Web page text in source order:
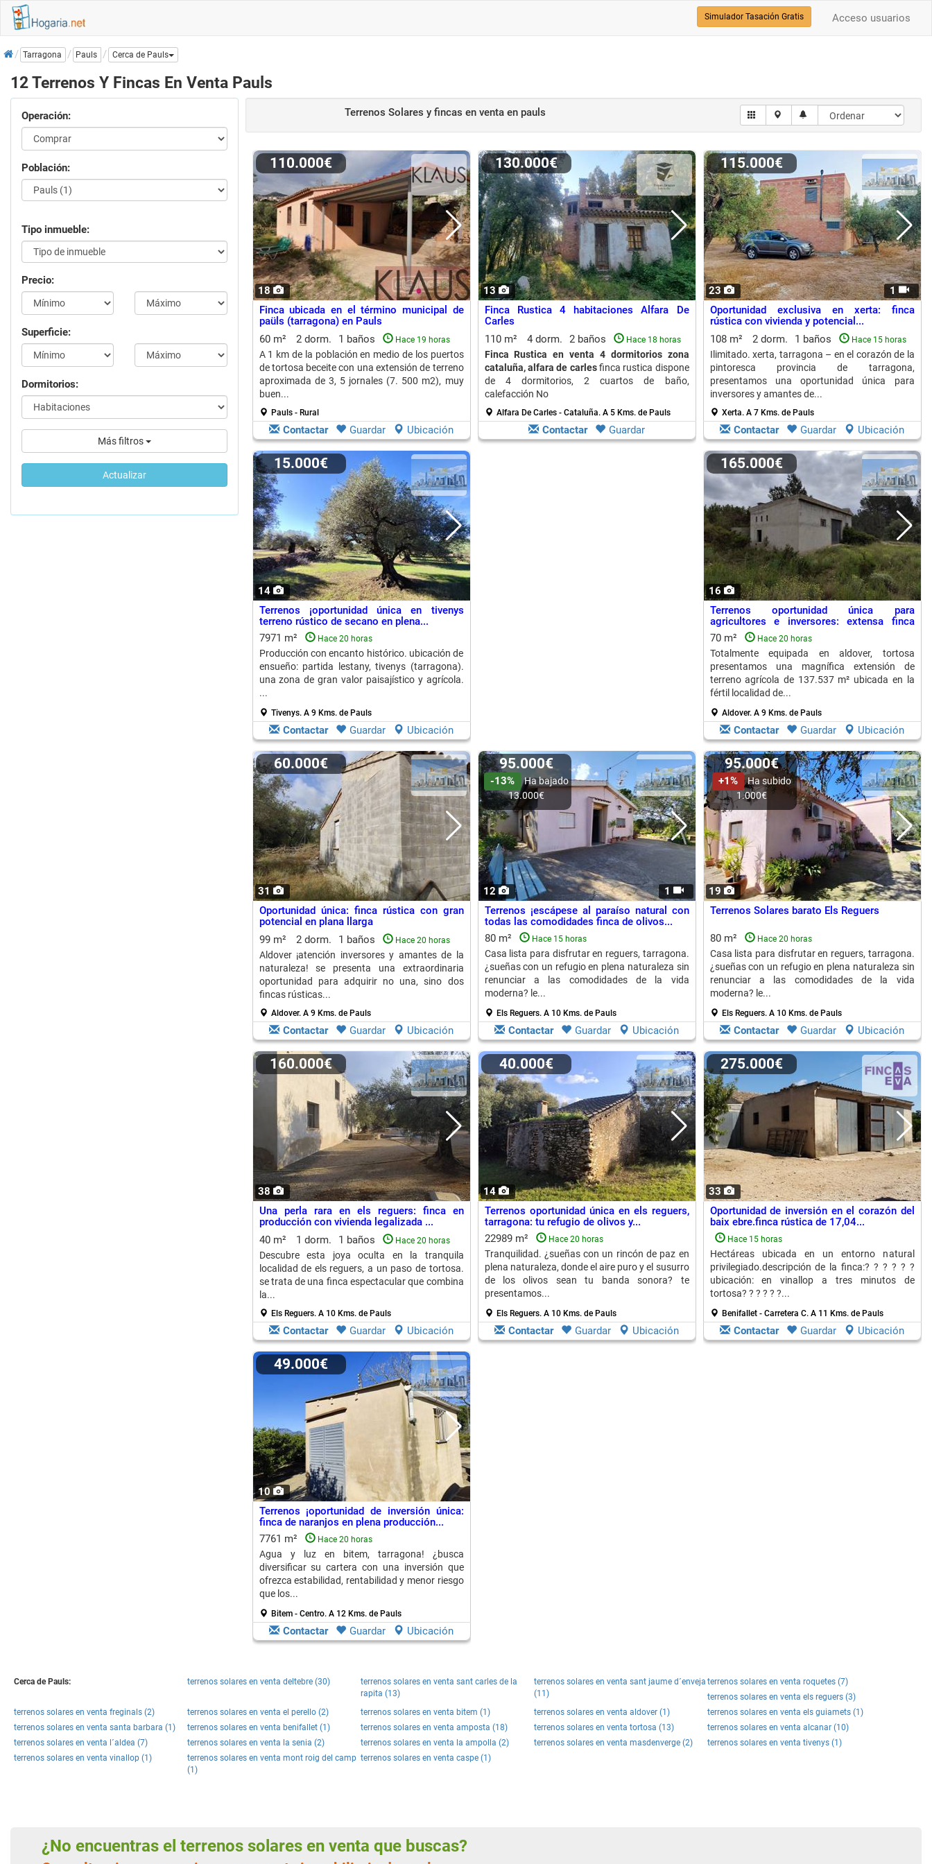
Acceso usuarios
Simulador Tasación Gratis
InicioTarragona Pauls Cerca de Pauls
12 Terrenos Y Fincas En Venta Pauls
Operación:
Población:
Tipo inmueble:
Precio:
Superficie:
Dormitorios:
Más filtros
Actualizar
Terrenos Solares y fincas en venta en pauls
18
110.000€
Finca ubicada en el término municipal de
paüls (tarragona) en Pauls
60 m²
2 dorm. 1 baños Hace 19 horas
A 1 km de la población en medio de los puertos
de tortosa beceite con una extensión de terreno
aproximada de 3, 5 jornales (7. 500 m2), muy
buen...
Pauls - Rural
Contactar Guardar Ubicación
13
130.000€
Finca Rustica 4 habitaciones Alfara De
Carles
110 m²
4 dorm. 2 baños Hace 18 horas
Finca Rustica en venta 4 dormitorios zona
cataluña, alfara de carlesfinca rustica dispone
de 4 dormitorios, 2 cuartos de baño,
calefacción No
Alfara De Carles - Cataluña. A 5 Kms. de Pauls
Contactar Guardar
23 1
115.000€
Oportunidad exclusiva en xerta: finca
rústica con vivienda y potencial...
108 m²
2 dorm. 1 baños Hace 15 horas
Ilimitado. xerta, tarragona – en el corazón de la
pintoresca provincia de tarragona,
presentamos una oportunidad única para
inversores y amantes de...
Xerta. A 7 Kms. de Pauls
Contactar Guardar Ubicación
14
15.000€
Terrenos ¡oportunidad única en tivenys
terreno rústico de secano en plena...
7971 m²
Hace 20 horas
Producción con encanto histórico. ubicación de
ensueño: partida lestany, tivenys (tarragona).
una zona de gran valor paisajístico y agrícola.
...
Tivenys. A 9 Kms. de Pauls
Contactar Guardar Ubicación
16
165.000€
Terrenos oportunidad única para
agricultores e inversores: extensa finca
de...
70 m² Hace 20 horas
Totalmente equipada en aldover, tortosa
presentamos una magnífica extensión de
terreno agrícola de 137.537 m² ubicada en la
fértil localidad de...
Aldover. A 9 Kms. de Pauls
Contactar Guardar Ubicación
31
60.000€
Oportunidad única: finca rústica con gran
potencial en plana llarga
99 m²
2 dorm. 1 baños Hace 20 horas
Aldover ¡atención inversores y amantes de la
naturaleza! se presenta una extraordinaria
oportunidad para adquirir no una, sino dos
fincas rústicas...
Aldover. A 9 Kms. de Pauls
Contactar Guardar Ubicación
12 1
95.000€
-13%
Ha bajado
13.000€
Terrenos ¡escápese al paraíso natural con
todas las comodidades finca de olivos...
80 m²
Hace 15 horas
Casa lista para disfrutar en reguers, tarragona.
¿sueñas con un refugio en plena naturaleza sin
renunciar a las comodidades de la vida
moderna? le...
Els Reguers. A 10 Kms. de Pauls
Contactar Guardar Ubicación
19
95.000€
+1%
Ha subido
1.000€
Terrenos Solares barato Els Reguers
80 m² Hace 20 horas
Casa lista para disfrutar en reguers, tarragona.
¿sueñas con un refugio en plena naturaleza sin
renunciar a las comodidades de la vida
moderna? le...
Els Reguers. A 10 Kms. de Pauls
Contactar Guardar Ubicación
38
160.000€
Una perla rara en els reguers: finca en
producción con vivienda legalizada ...
40 m²
1 dorm. 1 baños Hace 20 horas
Descubre esta joya oculta en la tranquila
localidad de els reguers, a un paso de tortosa.
se trata de una finca espectacular que combina
la...
Els Reguers. A 10 Kms. de Pauls
Contactar Guardar Ubicación
14
40.000€
Terrenos oportunidad única en els reguers,
tarragona: tu refugio de olivos y...
22989 m²
Hace 20 horas
Tranquilidad. ¿sueñas con un rincón de paz en
plena naturaleza, donde el aire puro y el susurro
de los olivos sean tu banda sonora? te
presentamos...
Els Reguers. A 10 Kms. de Pauls
Contactar Guardar Ubicación
33
275.000€
Oportunidad de inversión en el corazón del
baix ebre.finca rústica de 17,04...
Hace 15 horas
Hectáreas ubicada en un entorno natural
privilegiado.descripción de la finca:? ? ? ? ? ?
ubicación: en vinallop a tres minutos de
tortosa? ? ? ? ? ?...
Benifallet - Carretera C. A 11 Kms. de Pauls
Contactar Guardar Ubicación
10
49.000€
Terrenos ¡oportunidad de inversión única:
finca de naranjos en plena producción...
7761 m²
Hace 20 horas
Agua y luz en bitem, tarragona! ¿busca
diversificar su cartera con una inversión que
ofrezca estabilidad, rentabilidad y menor riesgo
que los...
Bitem - Centro. A 12 Kms. de Pauls
Contactar Guardar Ubicación
Cerca de Pauls: terrenos solares en venta deltebre (30)
terrenos solares en venta sant carles de la
rapita (13)
terrenos solares en venta sant jaume d´enveja
(11)
terrenos solares en venta roquetes (7)
terrenos solares en venta els reguers (3)
terrenos solares en venta freginals (2)
terrenos solares en venta el perello (2) terrenos solares en venta bitem (1) terrenos solares en venta aldover (1)
terrenos solares en venta els guiamets (1)
terrenos solares en venta santa barbara (1)
terrenos solares en venta benifallet (1) terrenos solares en venta amposta (18) terrenos solares en venta tortosa (13)
terrenos solares en venta alcanar (10)
terrenos solares en venta l´aldea (7)
terrenos solares en venta la senia (2) terrenos solares en venta la ampolla (2) terrenos solares en venta masdenverge (2)
terrenos solares en venta tivenys (1)
terrenos solares en venta vinallop (1)
terrenos solares en venta mont roig del camp
(1)
terrenos solares en venta caspe (1)
¿No encuentras el terrenos solares en venta que buscas?